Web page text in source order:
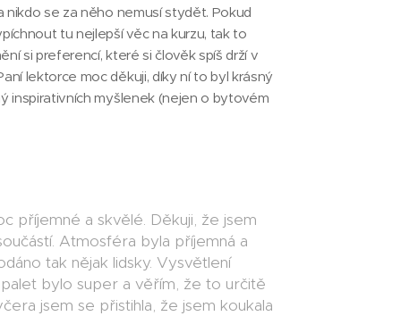
nikdo se za něho nemusí stydět. Pokud
tu nejlepší věc na kurzu, tak to
si preferencí, které si člověk spíš drží v
lektorce moc děkuji, díky ní to byl krásný
inspirativních myšlenek (nejen o bytovém
příjemné a skvělé. Děkuji, že jsem
Atmosféra byla příjemná a
tak nějak lidsky. Vysvětlení
bylo super a věřím, že to určitě
jsem se přistihla, že jsem koukala